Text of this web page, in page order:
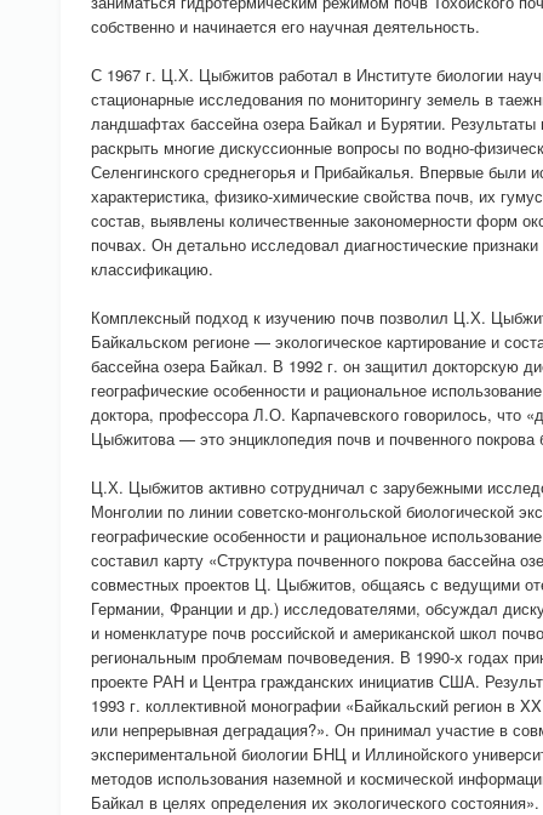
собственно и начинается его научная деятельность.
С 1967 г. Ц.Х. Цыбжитов работал в Институте биологии
стационарные исследования по мониторингу земель в
ландшафтах бассейна озера Байкал и Бурятии.
раскрыть многие дискуссионные вопросы по водно-
Селенгинского среднегорья и Прибайкалья. Впервые были
характеристика, физико-химические свойства почв, их
состав, выявлены количественные закономерности форм
почвах. Он детально исследовал диагностические
классификацию.
Комплексный подход к изучению почв позволил Ц.Х.
Байкальском регионе — экологическое картирование и
бассейна озера Байкал. В 1992 г. он защитил докторскую
географические особенности и рациональное
доктора, профессора Л.О. Карпачевского говорилось, что
Цыбжитова — это энциклопедия почв и почвенного покрова
Ц.Х. Цыбжитов активно сотрудничал с зарубежными
Монголии по линии советско-монгольской биологической
географические особенности и рациональное
составил карту «Структура почвенного покрова бассейна
совместных проектов Ц. Цыбжитов, общаясь с ведущими
Германии, Франции и др.) исследователями, обсуждал
и номенклатуре почв российской и американской школ
региональным проблемам почвоведения. В 1990-х годах
проекте РАН и Центра гражданских инициатив США.
1993 г. коллективной монографии «Байкальский регион в
или непрерывная деградация?». Он принимал участие в
экспериментальной биологии БНЦ и Иллинойского
методов использования наземной и космической
Байкал в целях определения их экологического состояния».